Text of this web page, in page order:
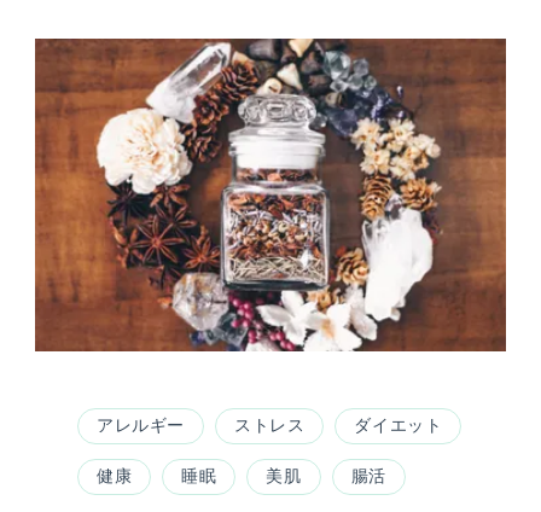
アレルギー ストレス ダイエット
健康 睡眠 美肌 腸活